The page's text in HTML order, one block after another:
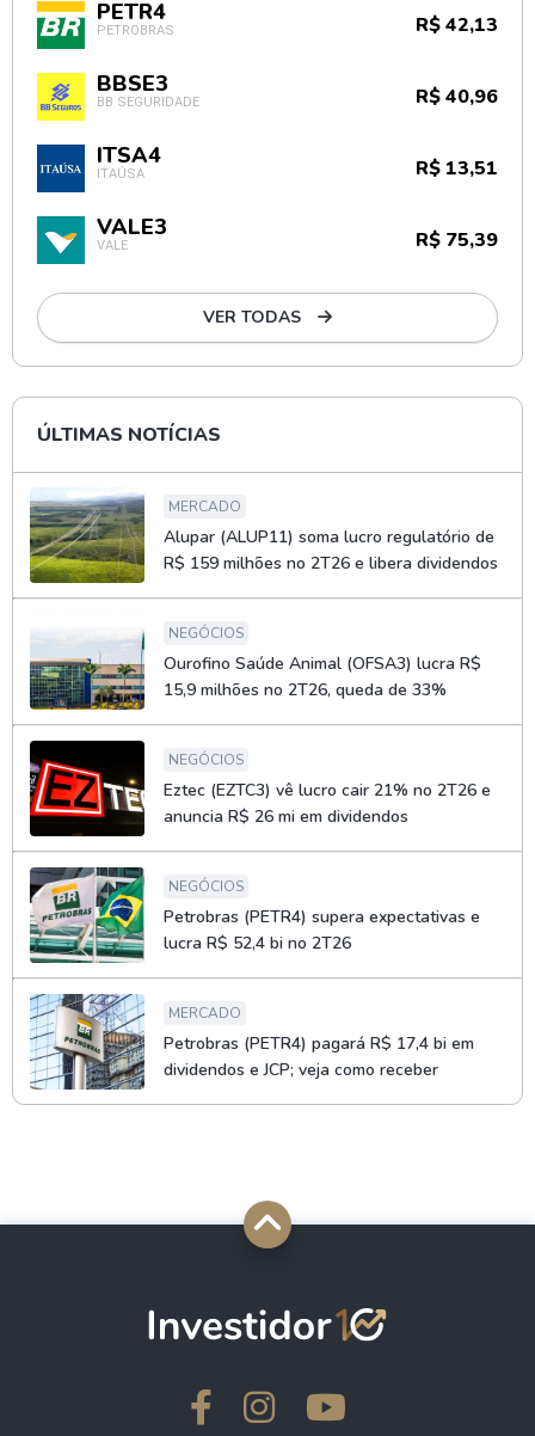
PETR4
PETROBRAS R$ 42,13
BBSE3
BB SEGURIDADE R$ 40,96
ITSA4
ITAÚSA R$ 13,51
VALE3
VALE R$ 75,39
VER TODAS
ÚLTIMAS NOTÍCIAS
MERCADO
Alupar (ALUP11) soma lucro regulatório de
R$ 159 milhões no 2T26 e libera dividendos
NEGÓCIOS
Ourofino Saúde Animal (OFSA3) lucra R$
15,9 milhões no 2T26, queda de 33%
NEGÓCIOS
Eztec (EZTC3) vê lucro cair 21% no 2T26 e
anuncia R$ 26 mi em dividendos
NEGÓCIOS
Petrobras (PETR4) supera expectativas e
lucra R$ 52,4 bi no 2T26
MERCADO
Petrobras (PETR4) pagará R$ 17,4 bi em
dividendos e JCP; veja como receber